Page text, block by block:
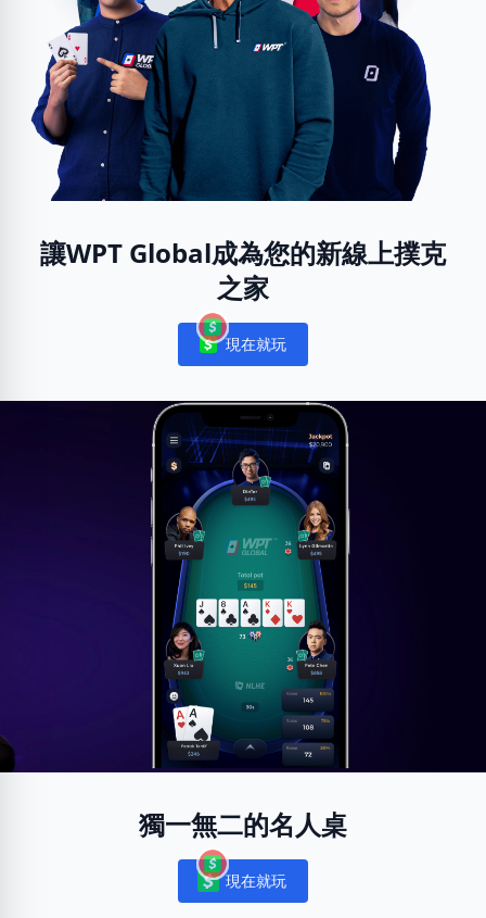
讓WPT Global成為您的新線上撲克
之家
Notifications
現在就玩
獨一無二的名人桌
Notifications
現在就玩